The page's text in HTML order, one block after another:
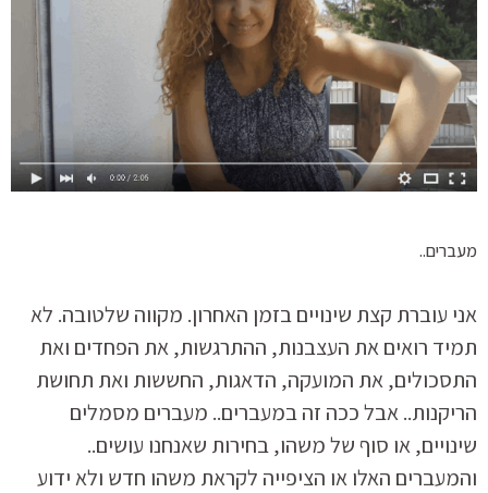
מעברים..
אני עוברת קצת שינויים בזמן האחרון. מקווה שלטובה. לא
תמיד רואים את העצבנות, ההתרגשות, את הפחדים ואת
התסכולים, את המועקה, הדאגות, החששות ואת תחושת
הריקנות.. אבל ככה זה במעברים.. מעברים מסמלים
שינויים, או סוף של משהו, בחירות שאנחנו עושים..
והמעברים האלו או הציפייה לקראת משהו חדש ולא ידוע